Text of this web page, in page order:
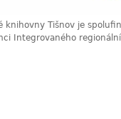
knihovny Tišnov je
Integrovaného